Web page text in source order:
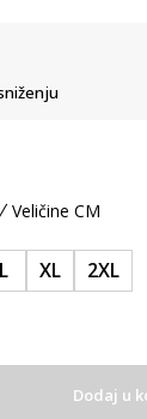
Veličine CM
L XL 2XL
Dodaj u